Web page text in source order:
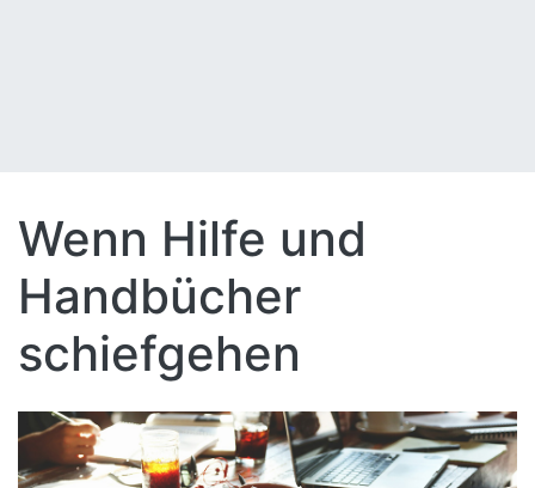
Wenn Hilfe und
Handbücher
schiefgehen